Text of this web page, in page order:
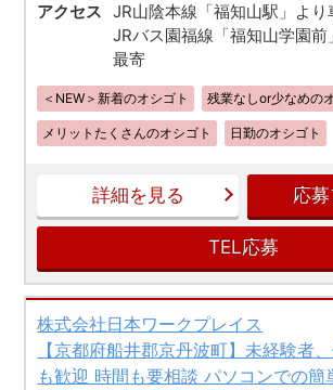
アクセス
JR山陰本線「福知山駅」より
JRバス園福線「福知山学園前
最寄
＜NEW＞新着のオシゴト 残業なしor少なめの
メリットたくさんのオシゴト 日勤のオシゴト
詳細を見る 応
TEL応募
株式会社日本ワークプレイス
【京都府船井郡京丹波町】未経験者
も歓迎 時間も要相談 パソコンでの